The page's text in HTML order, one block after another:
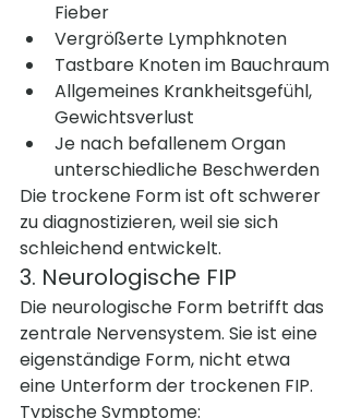
Fieber
Vergrößerte Lymphknoten
Tastbare Knoten im Bauchraum
Allgemeines Krankheitsgefühl,
Gewichtsverlust
Je nach befallenem Organ
unterschiedliche Beschwerden
Die trockene Form ist oft schwerer
zu diagnostizieren, weil sie sich
schleichend entwickelt.
3. Neurologische FIP
Die neurologische Form betrifft das
zentrale Nervensystem. Sie ist eine
eigenständige Form, nicht etwa
eine Unterform der trockenen FIP.
Typische Symptome: